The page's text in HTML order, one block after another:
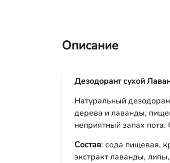
Описание
Дезодорант сухой
Натуральный
дерева и лаванды,
неприятный запах
Состав: сода пищевая,
экстракт лаванды,